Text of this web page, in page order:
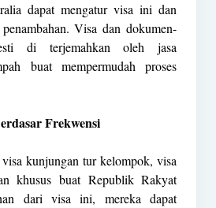
dapat mengatur visa ini dan
Visa dan dokumen-
di terjemahkan oleh jasa
buat mempermudah proses
Frekwensi
kunjungan tur kelompok, visa
khusus buat Republik Rakyat
dari visa ini, mereka dapat